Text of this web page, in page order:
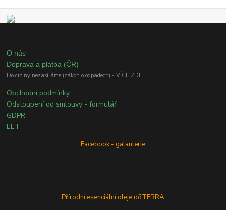
O nás
Doprava a platba (ČR)
Do ciziny nezasíláme (zákon o odpadech) - VÍCE ZDE
Obchodní podmínky
Odstoupení od smlouvy - formulář
GDPR
EET
Facebook - galanterie
Přírodní esenciální oleje dōTERRA